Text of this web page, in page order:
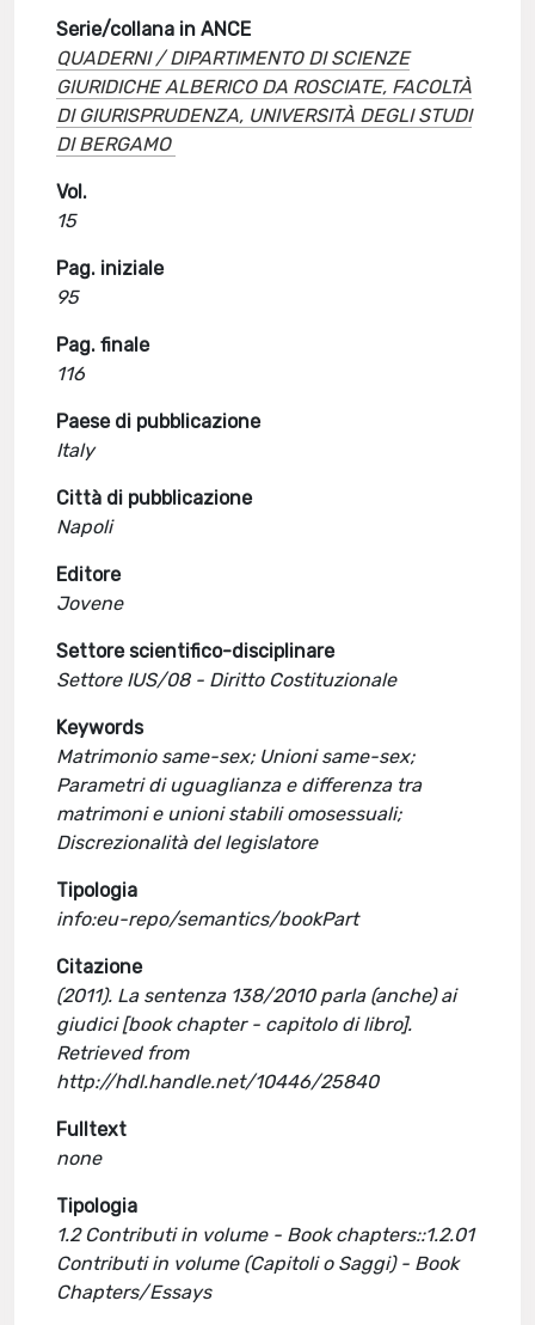
Serie/collana in ANCE
QUADERNI / DIPARTIMENTO DI SCIENZE
GIURIDICHE ALBERICO DA ROSCIATE, FACOLTÀ
DI GIURISPRUDENZA, UNIVERSITÀ DEGLI STUDI
DI BERGAMO
Vol.
15
Pag. iniziale
95
Pag. finale
116
Paese di pubblicazione
Italy
Città di pubblicazione
Napoli
Editore
Jovene
Settore scientifico-disciplinare
Settore IUS/08 - Diritto Costituzionale
Keywords
Matrimonio same-sex; Unioni same-sex;
Parametri di uguaglianza e differenza tra
matrimoni e unioni stabili omosessuali;
Discrezionalità del legislatore
Tipologia
info:eu-repo/semantics/bookPart
Citazione
(2011). La sentenza 138/2010 parla (anche) ai
giudici [book chapter - capitolo di libro].
Retrieved from
http://hdl.handle.net/10446/25840
Fulltext
none
Tipologia
1.2 Contributi in volume - Book chapters::1.2.01
Contributi in volume (Capitoli o Saggi) - Book
Chapters/Essays